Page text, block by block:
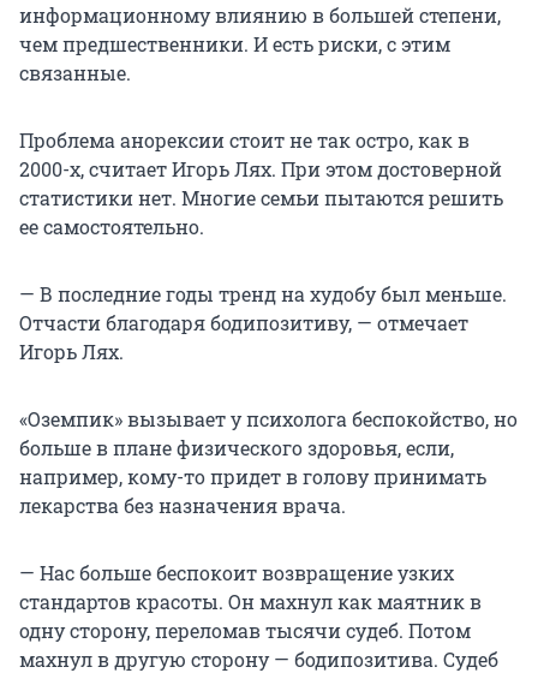
информационному влиянию в большей степени,
чем предшественники. И есть риски, с этим
связанные.
Проблема анорексии стоит не так остро, как в
2000-х, считает Игорь Лях. При этом достоверной
статистики нет. Многие семьи пытаются решить
ее самостоятельно.
— В последние годы тренд на худобу был меньше.
Отчасти благодаря бодипозитиву, — отмечает
Игорь Лях.
«Оземпик» вызывает у психолога беспокойство, но
больше в плане физического здоровья, если,
например, кому-то придет в голову принимать
лекарства без назначения врача.
— Нас больше беспокоит возвращение узких
стандартов красоты. Он махнул как маятник в
одну сторону, переломав тысячи судеб. Потом
махнул в другую сторону — бодипозитива. Судеб